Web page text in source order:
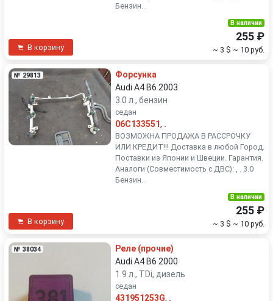
Бензин. .
В корзину
В наличии
255 ₽
~ 3 $ ~ 10 руб.
№ 29813
Форсунка
Audi A4 B6 2003
3.0 л., бензин
седан
06C133551, .
ВОЗМОЖНА ПРОДАЖА В РАССРОЧКУ
ИЛИ КРЕДИТ!!! Доставка в любой Город.
Поставки из Японии и Швеции. Гарантия.
Аналоги (Совместимость с ДВС): , . 3.0
Бензин. .
В корзину
В наличии
255 ₽
~ 3 $ ~ 10 руб.
№ 38034
Реле (прочие)
Audi A4 B6 2000
1.9 л., TDi, дизель
седан
431951253G, .